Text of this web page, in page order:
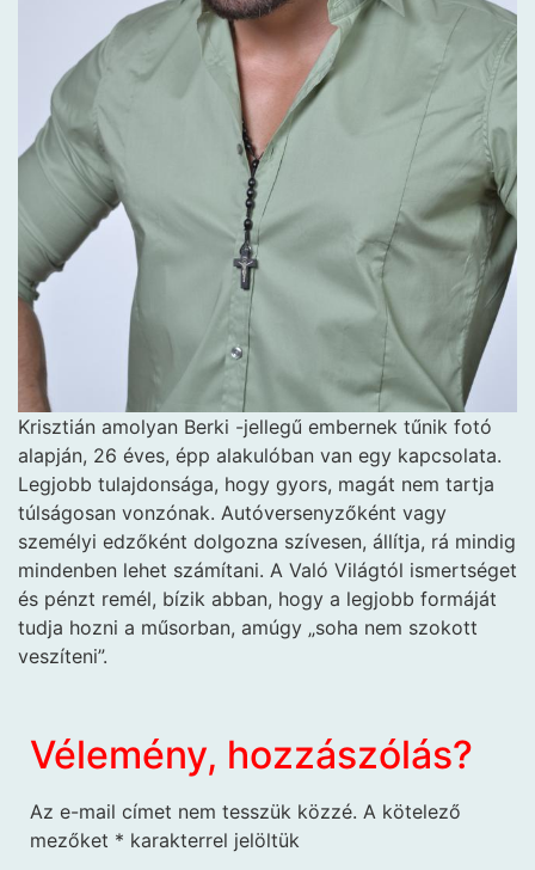
Krisztián amolyan Berki -jellegű embernek tűnik fotó
alapján, 26 éves, épp alakulóban van egy kapcsolata.
Legjobb tulajdonsága, hogy gyors, magát nem tartja
túlságosan vonzónak. Autóversenyzőként vagy
személyi edzőként dolgozna szívesen, állítja, rá mindig
mindenben lehet számítani. A Való Világtól ismertséget
és pénzt remél, bízik abban, hogy a legjobb formáját
tudja hozni a műsorban, amúgy „soha nem szokott
veszíteni”.
Vélemény, hozzászólás?
Az e-mail címet nem tesszük közzé. A kötelező
mezőket * karakterrel jelöltük